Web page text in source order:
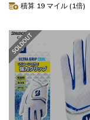
積算 19 マイル (1倍)